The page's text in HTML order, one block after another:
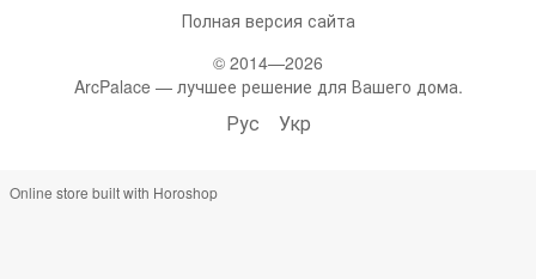
Полная версия сайта
© 2014—2026
ArcPalace — лучшее решение для Вашего дома.
Рус Укр
Online store built with Horoshop